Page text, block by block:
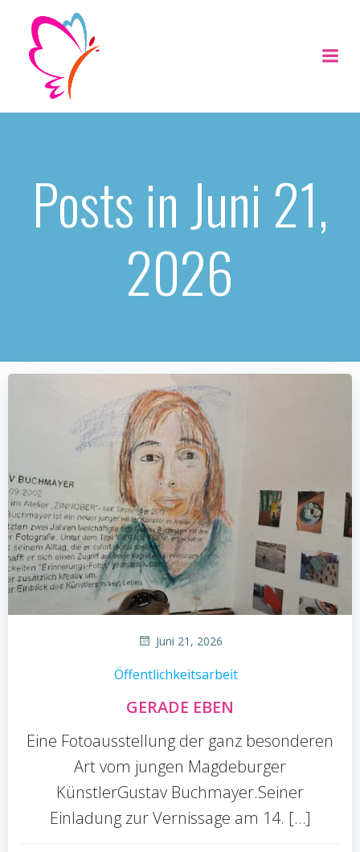
Posts in Juni 21,
2026
Juni 21, 2026
Öffentlichkeitsarbeit
GERADE EBEN
Eine Fotoausstellung der ganz besonderen
Art vom jungen Magdeburger
KünstlerGustav Buchmayer.Seiner
Einladung zur Vernissage am 14. […]